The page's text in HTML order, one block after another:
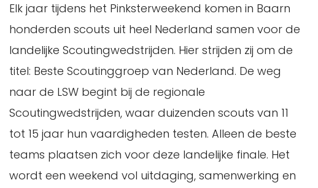
Elk jaar tijdens het Pinksterweekend komen in Baarn
honderden scouts uit heel Nederland samen voor de
landelijke Scoutingwedstrijden. Hier strijden zij om de
titel: Beste Scoutinggroep van Nederland. De weg
naar de LSW begint bij de regionale
Scoutingwedstrijden, waar duizenden scouts van 11
tot 15 jaar hun vaardigheden testen. Alleen de beste
teams plaatsen zich voor deze landelijke finale. Het
wordt een weekend vol uitdaging, samenwerking en